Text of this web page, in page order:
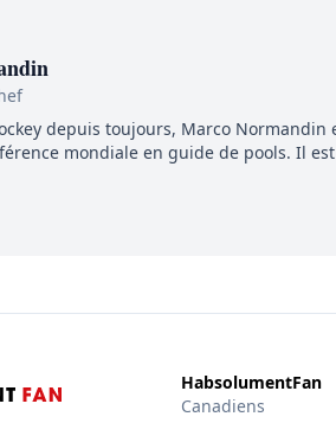
depuis toujours, Marco
mondiale en guide de pools. Il
Définitivement, Pierre. Travailleur
HabsolumentFan
Canadiens